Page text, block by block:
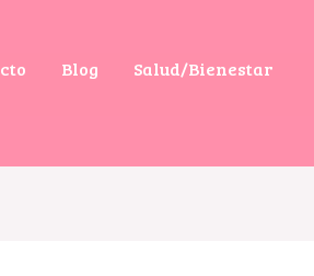
Blog
Salud/Bienestar